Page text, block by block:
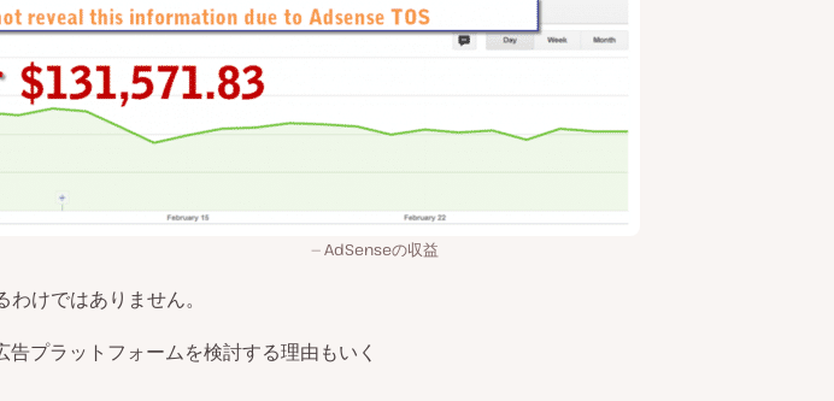
AdSenseの収益
けではありません。
プラットフォームを検討する理由もいく